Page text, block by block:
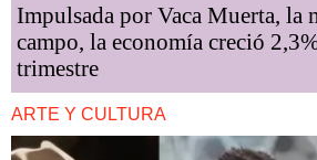
Impulsada por Vaca Muerta, la
campo, la economía creció
trimestre
ARTE Y CULTURA